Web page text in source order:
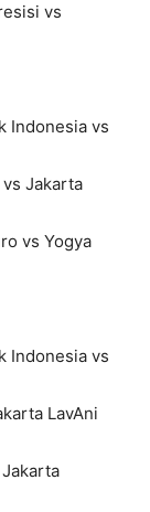
vs
Indonesia vs
Jakarta
vs Yogya
Indonesia vs
LavAni